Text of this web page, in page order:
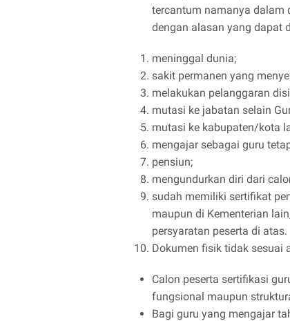
tercantum namanya dalam
dengan alasan yang dapat
meninggal dunia;
sakit permanen yang
melakukan pelanggaran
mutasi ke jabatan selain
mutasi ke kabupaten/kota
mengajar sebagai guru
pensiun;
mengundurkan diri dari
sudah memiliki sertifikat
maupun di Kementerian
persyaratan peserta di atas.
Dokumen fisik tidak sesuai
Calon peserta sertifikasi
fungsional maupun
Bagi guru yang mengajar